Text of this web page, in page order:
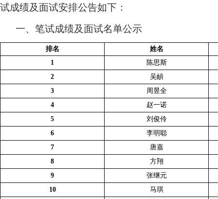
试成绩及面试安排公告如下：
一、笔试成绩及面试名单公示
排名
姓名
1
陈思斯
2
吴頔
3
周昱全
4
赵一诺
5
刘俊伶
6
李明聪
7
唐嘉
8
方翔
9
张继元
10
马琪